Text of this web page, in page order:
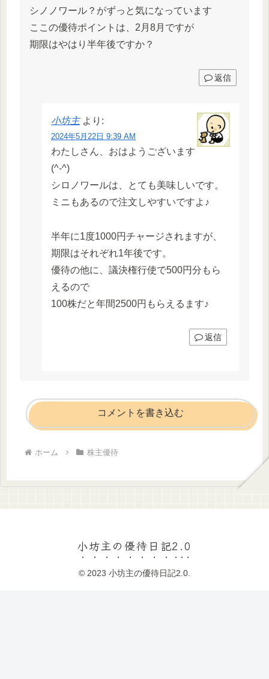
シノノワール？がずっと気になっています
ここの優待ポイントは、2月8月ですが
期限はやはり半年後ですか？
返信
小坊主 より:
2024年5月22日 9:39 AM
わたしさん、おはようございます
(^-^)
シロノワールは、とても美味しいです。
ミニもあるので注文しやすいですよ♪
半年に1度1000円チャージされますが、
期限はそれぞれ1年後です。
優待の他に、議決権行使で500円分もら
えるので
100株だと年間2500円もらえるます♪
返信
コメントを書き込む
ホーム 株主優待
小坊主の優待日記2.0
© 2023 小坊主の優待日記2.0.